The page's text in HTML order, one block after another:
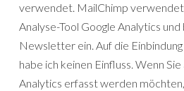
verwendet. MailChimp verwendet
Analyse-Tool Google Analytics und
Newsletter ein. Auf die
habe ich keinen Einfluss. Wenn
Analytics erfasst werden